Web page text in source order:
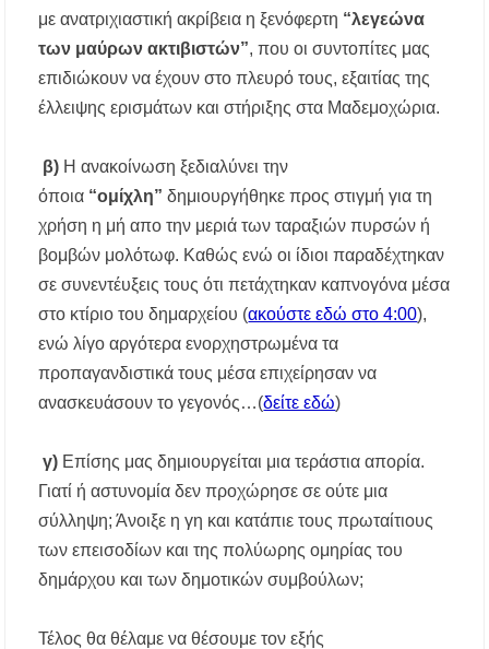
ΔΥΠΑ: Νέες 8.000 θέσεις εργασίας για
ανέργους ηλικίας 55 έως 67 ετών – Στους
43.000 οι συνολικοί ωφελούμενοι
Δεκαπενταύγουστος 2026 στη Μεγάλη Παναγία
Η Φωτεινή Βελεσιώτου έρχεται στην
Ουρανούπολη για μια μοναδική συναυλία στον
Πύργο
«Τουρισμός για Όλους 2026-2027»: Άνοιξαν οι
αιτήσεις – Ποιοι υποβάλλουν σήμερα αίτηση
ανά ΑΦΜ
Αναβαθμίζεται η πρόσβαση στο Δεβελίκι
Γοματίου με οδικό έργο 500.000 €
Ιωάννης Γιώργος: «Εγκρίθηκε η λειτουργία
εκτός έδρας τμήματος Σ.Α.Ε.Κ. στον Πολύγυρο
– Ένα σημαντικό βήμα για την πλήρη
επαναλειτουργία της δομής»
Η Κεντρική Μακεδονία ανοίγει τον δρόμο του
οινοτουρισμού σε Ηνωμένο Βασίλειο και
Αυστραλία
με ανατριχιαστική ακρίβεια η ξενόφερτη “λεγεώνα
των μαύρων ακτιβιστών”, που οι συντοπίτες μας
επιδιώκουν να έχουν στο πλευρό τους, εξαιτίας της
έλλειψης ερισμάτων και στήριξης στα Μαδεμοχώρια.
β) Η ανακοίνωση ξεδιαλύνει την
όποια “ομίχλη” δημιουργήθηκε προς στιγμή για τη
χρήση η μή απο την μεριά των ταραξιών πυρσών ή
βομβών μολότωφ. Καθώς ενώ οι ίδιοι παραδέχτηκαν
σε συνεντέυξεις τους ότι πετάχτηκαν καπνογόνα μέσα
στο κτίριο του δημαρχείου (ακούστε εδώ στο 4:00),
ενώ λίγο αργότερα ενορχηστρωμένα τα
προπαγανδιστικά τους μέσα επιχείρησαν να
ανασκευάσουν το γεγονός…(δείτε εδώ)
γ) Επίσης μας δημιουργείται μια τεράστια απορία.
Γιατί ή αστυνομία δεν προχώρησε σε ούτε μια
σύλληψη; Άνοιξε η γη και κατάπιε τους πρωταίτιους
των επεισοδίων και της πολύωρης ομηρίας του
δημάρχου και των δημοτικών συμβούλων;
Τέλος θα θέλαμε να θέσουμε τον εξής